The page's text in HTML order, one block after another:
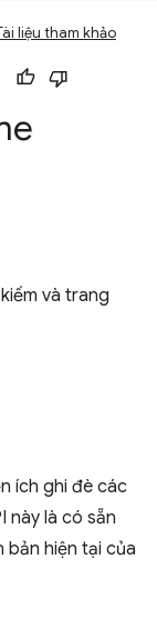
liệu tham khảo
và trang
ích ghi đè các
này là có sẵn
hiện tại của